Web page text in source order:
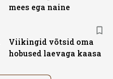
mees ega naine
Viikingid võtsid oma
hobused laevaga kaasa